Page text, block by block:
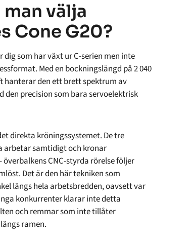
välja
Cone G20?
dig som har växt ur C-serien men inte
Med en bockningslängd på 2 040
hanterar den ett brett spektrum av
den precision som bara servoelektrisk
direkta kröningssystemet. De tre
arbetar samtidigt och kronar
CNC-styrda rörelse följer
Det är den här tekniken som
längs hela arbetsbredden, oavsett var
konkurrenter klarar inte detta
och remmar som inte tillåter
ramen.